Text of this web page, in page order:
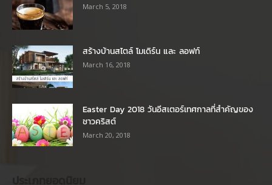
March 5, 2018
สร้างบ้านสไตล์ โมเดิร์น และ ลอฟท์
March 16, 2018
Easter Day 2018 วันอีสเตอร์เทศกาลที่สำคัญของ
ชาวคริสต์
March 20, 2018